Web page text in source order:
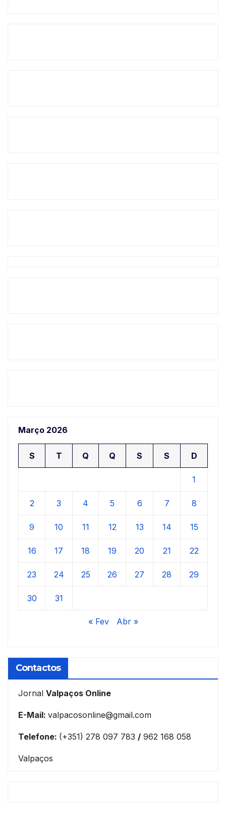
Março 2026
S T Q Q S S D
1
2 3 4 5 6 7 8
9 10 11 12 13 14 15
16 17 18 19 20 21 22
23 24 25 26 27 28 29
30 31
« Fev Abr »
Contactos
Jornal Valpaços Online
E-Mail: valpacosonline@gmail.com
Telefone: (+351) 278 097 783 / 962 168 058
Valpaços